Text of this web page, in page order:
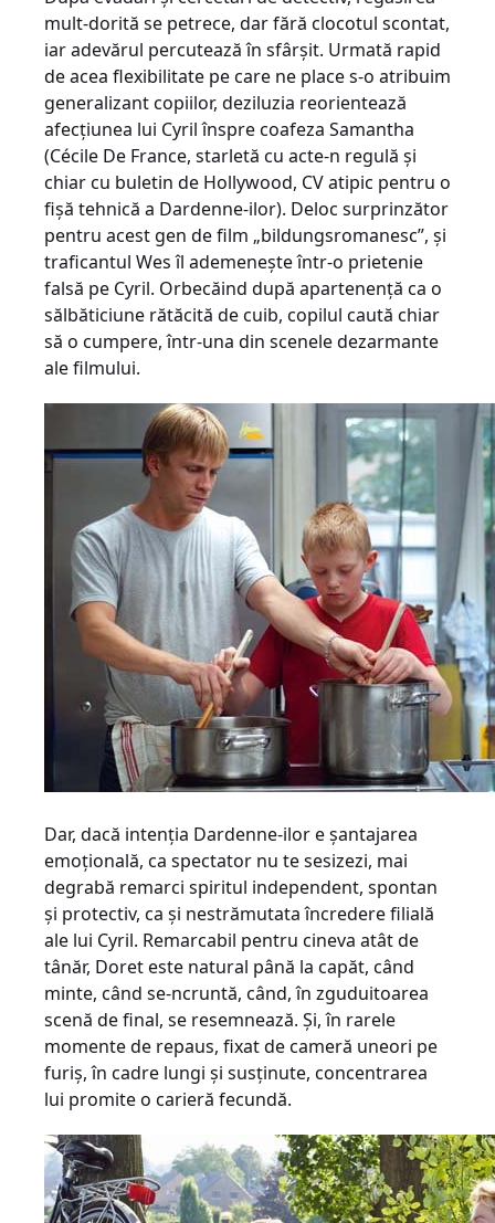
mult-dorită se petrece, dar fără clocotul scontat,
iar adevărul percutează în sfârşit. Urmată rapid
de acea flexibilitate pe care ne place s-o atribuim
generalizant copiilor, deziluzia reorientează
afecţiunea lui Cyril înspre coafeza Samantha
(Cécile De France, starletă cu acte-n regulă şi
chiar cu buletin de Hollywood, CV atipic pentru o
fişă tehnică a Dardenne-ilor). Deloc surprinzător
pentru acest gen de film „bildungsromanesc”, şi
traficantul Wes îl ademeneşte într-o prietenie
falsă pe Cyril. Orbecăind după apartenenţă ca o
sălbăticiune rătăcită de cuib, copilul caută chiar
să o cumpere, într-una din scenele dezarmante
ale filmului.
Dar, dacă intenţia Dardenne-ilor e şantajarea
emoţională, ca spectator nu te sesizezi, mai
degrabă remarci spiritul independent, spontan
şi protectiv, ca şi nestrămutata încredere filială
ale lui Cyril. Remarcabil pentru cineva atât de
tânăr, Doret este natural până la capăt, când
minte, când se-ncruntă, când, în zguduitoarea
scenă de final, se resemnează. Şi, în rarele
momente de repaus, fixat de cameră uneori pe
furiş, în cadre lungi şi susţinute, concentrarea
lui promite o carieră fecundă.